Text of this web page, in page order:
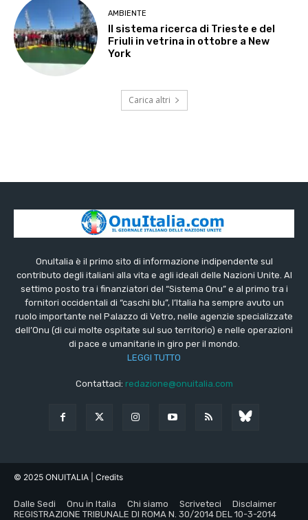
AMBIENTE
Il sistema ricerca di Trieste e del
Friuli in vetrina in ottobre a New
York
Carica altri
OnuItalia è il primo sito di informazione indipendente sul
contributo degli italiani alla vita e agli ideali delle Nazioni Unite. Al
settimo posto tra i finanziatori del “Sistema Onu” e al primo tra i
fornitori occidentali di “caschi blu”, l’Italia ha sempre avuto un
ruolo importante nel Palazzo di Vetro, nelle agenzie specializzate
dell’Onu (di cui molte ospitate sul suo territorio) e nelle operazioni
di pace e umanitarie in giro per il mondo.
LEGGI TUTTO
Contattaci: redazione@onuitalia.com
© 2025 ONUITALIA | Credits
Dalle Sedi Onu in Italia Chi siamo Scriveteci
Disclaimer
REGISTRAZIONE TRIBUNALE DI ROMA N. 30/2014 DEL 10-3-2014